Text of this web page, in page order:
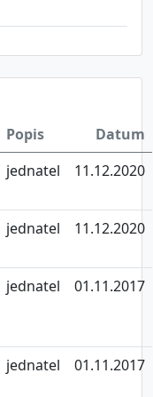
Popis
Datum
jednatel 11.12.2020
jednatel 11.12.2020
jednatel 01.11.2017
jednatel 01.11.2017